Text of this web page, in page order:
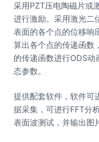
采用PZT压电陶磁片或
进行激励。采用激光二
表面的各个点的位移响
算出各个点的传递函数
的传递函数进行ODS
态参数。
提供配套软件，软件可
据采集，可进行FFT分
表面波测试，并输出图